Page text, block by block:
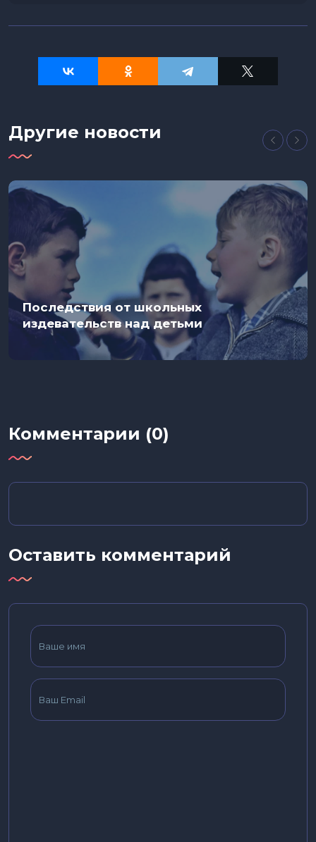
Другие новости
Последствия от школьных
издевательств над детьми
Комментарии (0)
Оставить комментарий